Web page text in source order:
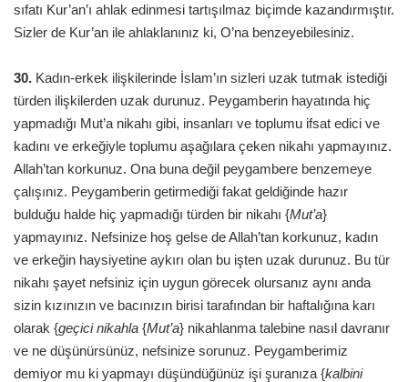
sıfatı Kur’an’ı ahlak edinmesi tartışılmaz biçimde kazandırmıştır.
Sizler de Kur’an ile ahlaklanınız ki, O’na benzeyebilesiniz.
30. Kadın-erkek ilişkilerinde İslam’ın sizleri uzak tutmak istediği
türden ilişkilerden uzak durunuz. Peygamberin hayatında hiç
yapmadığı Mut’a nikahı gibi, insanları ve toplumu ifsat edici ve
kadını ve erkeğiyle toplumu aşağılara çeken nikahı yapmayınız.
Allah’tan korkunuz. Ona buna değil peygambere benzemeye
çalışınız. Peygamberin getirmediği fakat geldiğinde hazır
bulduğu halde hiç yapmadığı türden bir nikahı {Mut’a}
yapmayınız. Nefsinize hoş gelse de Allah’tan korkunuz, kadın
ve erkeğin haysiyetine aykırı olan bu işten uzak durunuz. Bu tür
nikahı şayet nefsiniz için uygun görecek olursanız aynı anda
sizin kızınızın ve bacınızın birisi tarafından bir haftalığına karı
olarak {geçici nikahla {Mut’a} nikahlanma talebine nasıl davranır
ve ne düşünürsünüz, nefsinize sorunuz. Peygamberimiz
demiyor mu ki yapmayı düşündüğünüz işi şuranıza {kalbini